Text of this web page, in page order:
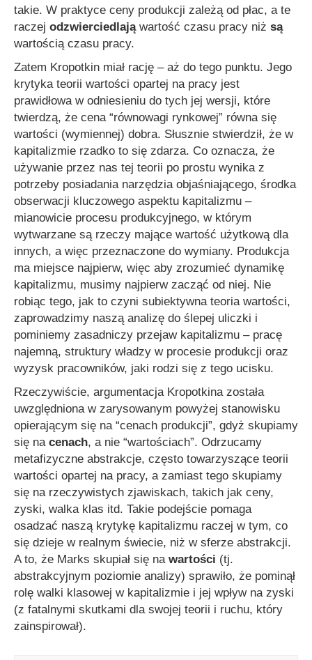
takie. W praktyce ceny produkcji zależą od płac, a te
raczej odzwierciedlająwartość czasu pracy niż są
wartością czasu pracy.
Zatem Kropotkin miał rację – aż do tego punktu. Jego
krytyka teorii wartości opartej na pracy jest
prawidłowa w odniesieniu do tych jej wersji, które
twierdzą, że cena “równowagi rynkowej” równa się
wartości (wymiennej) dobra. Słusznie stwierdził, że w
kapitalizmie rzadko to się zdarza. Co oznacza, że
używanie przez nas tej teorii po prostu wynika z
potrzeby posiadania narzędzia objaśniającego, środka
obserwacji kluczowego aspektu kapitalizmu –
mianowicie procesu produkcyjnego, w którym
wytwarzane są rzeczy mające wartość użytkową dla
innych, a więc przeznaczone do wymiany. Produkcja
ma miejsce najpierw, więc aby zrozumieć dynamikę
kapitalizmu, musimy najpierw zacząć od niej. Nie
robiąc tego, jak to czyni subiektywna teoria wartości,
zaprowadzimy naszą analizę do ślepej uliczki i
pominiemy zasadniczy przejaw kapitalizmu – pracę
najemną, struktury władzy w procesie produkcji oraz
wyzysk pracowników, jaki rodzi się z tego ucisku.
Rzeczywiście, argumentacja Kropotkina została
uwzględniona w zarysowanym powyżej stanowisku
opierającym się na “cenach produkcji”, gdyż skupiamy
się na cenach, a nie “wartościach”. Odrzucamy
metafizyczne abstrakcje, często towarzyszące teorii
wartości opartej na pracy, a zamiast tego skupiamy
się na rzeczywistych zjawiskach, takich jak ceny,
zyski, walka klas itd. Takie podejście pomaga
osadzać naszą krytykę kapitalizmu raczej w tym, co
się dzieje w realnym świecie, niż w sferze abstrakcji.
A to, że Marks skupiał się na wartości (tj.
abstrakcyjnym poziomie analizy) sprawiło, że pominął
rolę walki klasowej w kapitalizmie i jej wpływ na zyski
(z fatalnymi skutkami dla swojej teorii i ruchu, który
zainspirował).